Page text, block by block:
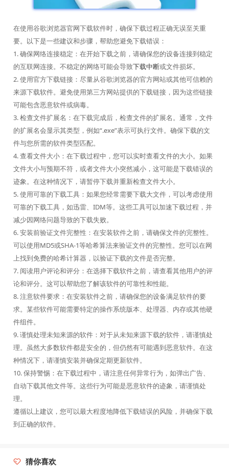
在使用谷歌浏览器官网下载软件时，确保下载过程正确无误至关重
要。以下是一些建议和步骤，帮助您避免下载错误：
1. 确保网络连接稳定：在开始下载之前，请确保您的设备连接到稳定
的互联网连接。不稳定的网络可能会导致下载中断或文件损坏。
2. 使用官方下载链接：尽量从谷歌浏览器的官方网站或其他可信赖的
来源下载软件。避免使用第三方网站提供的下载链接，因为这些链接
可能包含恶意软件或病毒。
3. 检查文件扩展名：在下载完成后，检查文件的扩展名。通常，文件
的扩展名会显示其类型，例如“.exe”表示可执行文件。确保下载的文
件与您所需的软件类型匹配。
4. 查看文件大小：在下载过程中，您可以实时查看文件的大小。如果
文件大小与预期不符，或者文件大小突然减小，这可能是下载错误的
迹象。在这种情况下，请暂停下载并重新检查文件大小。
5. 使用可靠的下载工具：如果您经常需要下载大文件，可以考虑使用
可靠的下载工具，如迅雷、IDM等。这些工具可以加速下载过程，并
减少因网络问题导致的下载失败。
6. 安装前验证文件完整性：在安装软件之前，请确保文件的完整性。
可以使用MD5或SHA-1等哈希算法来验证文件的完整性。您可以在网
上找到免费的哈希计算器，以验证下载的文件是否完整。
7. 阅读用户评论和评分：在选择下载软件之前，请查看其他用户的评
论和评分。这可以帮助您了解该软件的可靠性和性能。
8. 注意软件要求：在安装软件之前，请确保您的设备满足软件的要
求。某些软件可能需要特定的操作系统版本、处理器、内存或其他硬
件组件。
9. 谨慎处理未知来源的软件：对于从未知来源下载的软件，请谨慎处
理。虽然大多数软件都是安全的，但仍然有可能遇到恶意软件。在这
种情况下，请谨慎安装并确保定期更新软件。
10. 保持警惕：在下载过程中，请注意任何异常行为，如弹出广告、
自动下载其他文件等。这些行为可能是恶意软件的迹象，请谨慎处
理。
遵循以上建议，您可以最大程度地降低下载错误的风险，并确保下载
到正确的软件。
猜你喜欢